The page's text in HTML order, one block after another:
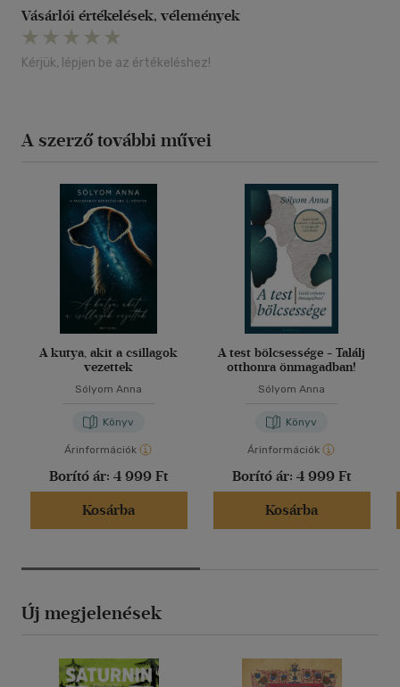
Vásárlói értékelések, vélemények
Kérjük, lépjen be az értékeléshez!
A szerző további művei
A kutya, akit a csillagok
vezettek
Sólyom Anna
Könyv
Árinformációk
Borító ár: 4 999 Ft
Kosárba
A test bölcsessége - Találj
otthonra önmagadban!
Sólyom Anna
Könyv
Árinformációk
Borító ár: 4 999 Ft
Kosárba
Új megjelenések